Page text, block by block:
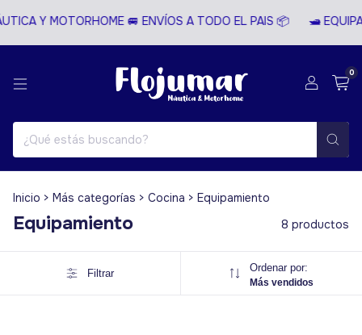
Y MOTORHOME 🚐 ENVÍOS A TODO EL PAIS 📦 🛥️
0
Inicio > Más categorías > Cocina > Equipamiento
Equipamiento 8 productos
Filtrar Ordenar por:
Más vendidos